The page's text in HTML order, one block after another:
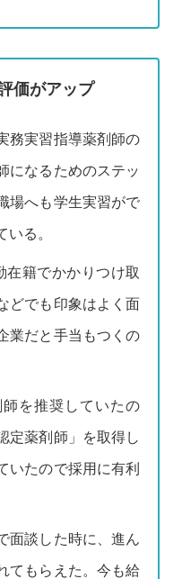
価がアップ
務実習指導薬剤師の
になるためのステッ
場へも学生実習がで
いる。
在籍でかかりつけ取
どでも印象はよく面
業だと手当もつくの
を推奨していたの
定薬剤師」を取得し
いたので採用に有利
面談した時に、進ん
てもらえた。今も給